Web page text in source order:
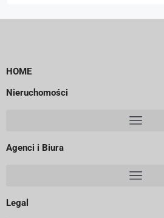
HOME
Nieruchomości
Agenci i Biura
Legal